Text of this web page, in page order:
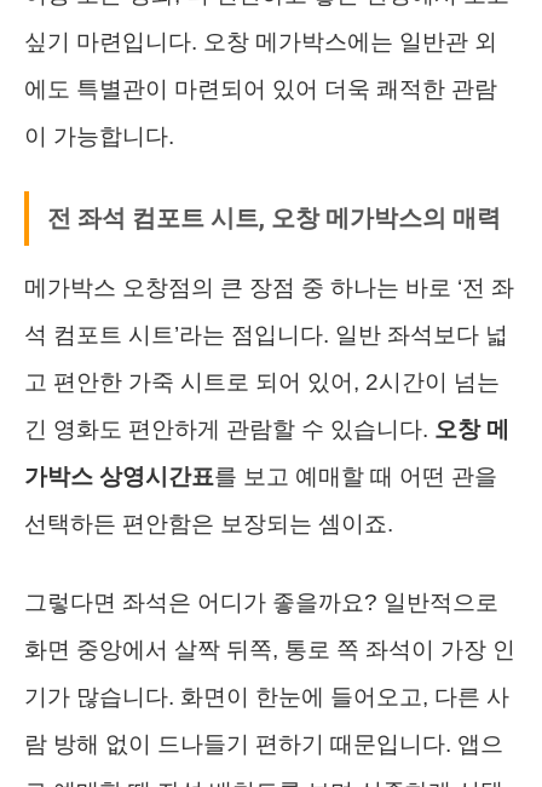
싶기 마련입니다. 오창 메가박스에는 일반관 외
에도 특별관이 마련되어 있어 더욱 쾌적한 관람
이 가능합니다.
전 좌석 컴포트 시트, 오창 메가박스의 매력
메가박스 오창점의 큰 장점 중 하나는 바로 ‘전 좌
석 컴포트 시트’라는 점입니다. 일반 좌석보다 넓
고 편안한 가죽 시트로 되어 있어, 2시간이 넘는
긴 영화도 편안하게 관람할 수 있습니다. 오창 메
가박스 상영시간표를 보고 예매할 때 어떤 관을
선택하든 편안함은 보장되는 셈이죠.
그렇다면 좌석은 어디가 좋을까요? 일반적으로
화면 중앙에서 살짝 뒤쪽, 통로 쪽 좌석이 가장 인
기가 많습니다. 화면이 한눈에 들어오고, 다른 사
람 방해 없이 드나들기 편하기 때문입니다. 앱으